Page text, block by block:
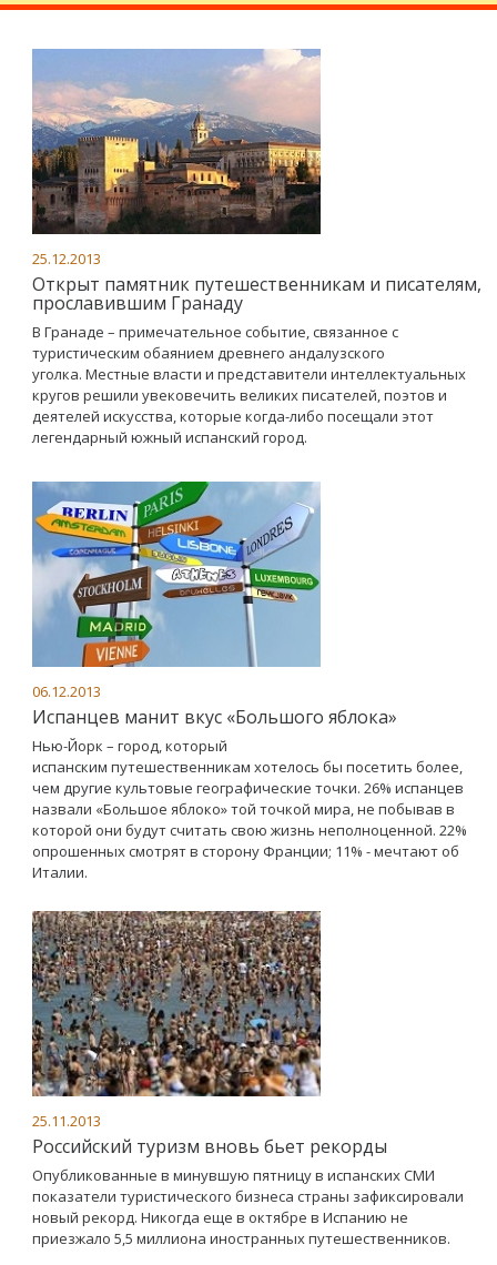
25.12.2013
Открыт памятник путешественникам и писателям,
прославившим Гранаду
В Гранаде – примечательное событие, связанное с
туристическим обаянием древнего андалузского
уголка. Местные власти и представители интеллектуальных
кругов решили увековечить великих писателей, поэтов и
деятелей искусства, которые когда-либо посещали этот
легендарный южный испанский город.
06.12.2013
Испанцев манит вкус «Большого яблока»
Нью-Йорк – город, который
испанским путешественникам хотелось бы посетить более,
чем другие культовые географические точки. 26% испанцев
назвали «Большое яблоко» той точкой мира, не побывав в
которой они будут считать свою жизнь неполноценной. 22%
опрошенных смотрят в сторону Франции; 11% - мечтают об
Италии.
25.11.2013
Российский туризм вновь бьет рекорды
Опубликованные в минувшую пятницу в испанских СМИ
показатели туристического бизнеса страны зафиксировали
новый рекорд. Никогда еще в октябре в Испанию не
приезжало 5,5 миллиона иностранных путешественников.